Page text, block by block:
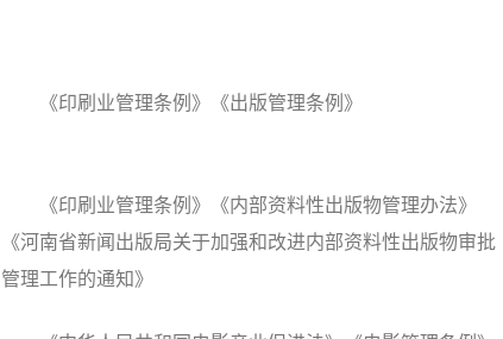
《印刷业管理条例》《出版管理条例》
《印刷业管理条例》《内部资料性出版物管理办法》
《河南省新闻出版局关于加强和改进内部资料性出版物审批
管理工作的通知》